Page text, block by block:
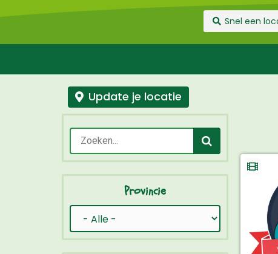
Update je locatie
Provincie